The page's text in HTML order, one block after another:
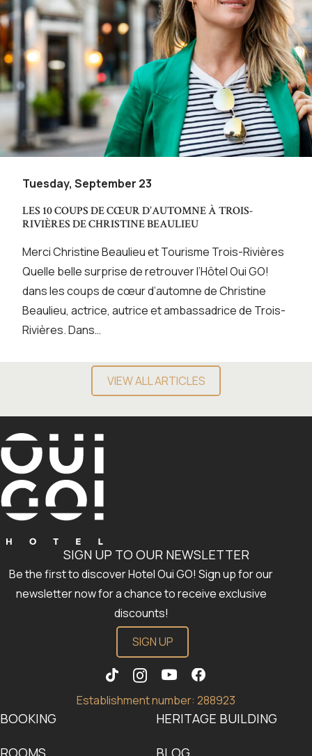
Tuesday, September 23
LES 10 COUPS DE CŒUR D’AUTOMNE À TROIS-
RIVIÈRES DE CHRISTINE BEAULIEU
Merci Christine Beaulieu et Tourisme Trois-Rivières
Quelle belle surprise de retrouver l’Hôtel Oui GO!
dans les coups de cœur d’automne de Christine
Beaulieu, actrice, autrice et ambassadrice de Trois-
Rivières. Dans…
VIEW ALL ARTICLES
BOOKING
ROOMS
HERITAGE BUILDING
BLOG
SIGN UP TO OUR NEWSLETTER
Be the first to discover Hotel Oui GO! Sign up for our
newsletter now for a chance to receive exclusive
discounts!
SIGN UP
Establishment number: 288923